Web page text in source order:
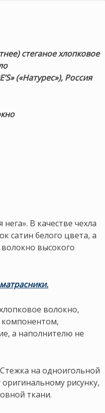
стеганое хлопковое
(«Натурес»), Россия
В качестве чехла
сатин белого цвета, а
высокого
волокно,
а наполнителю не
на одноигольной
рисунку,
ткани.